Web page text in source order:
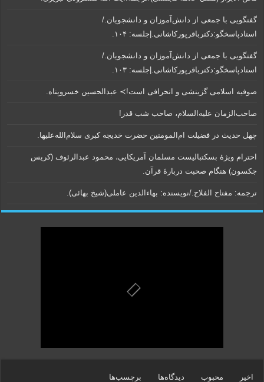
گفتگویی‌ با جمعی‌ از دانش‌آموزان‌ و دانشجویان./
استادپاسخگو:دکترباقر‌پورکاشانی.|جلسه: ۱۰۴.
گفتگویی‌ با جمعی‌ از دانش‌آموزان‌ و دانشجویان./
استادپاسخگو:دکترباقر‌پورکاشانی.|جلسه: ۱۰۳.
صوفیه اسلامی گزینشی و انحرافی است!≻ عبدالحسین خسروپناه.
صاحب‌الزمان علیه‌السلام، صاحب شب قدر!
چهل حدیث در فضیلت ام‌المومنین حضرت خدیجه کبری سلام‌الله‌علیها.
احترام ویژۀ بسکتبالیست مسلمان آمریکایی، محمود عبدالرئوف (کریس
جکسون) هنگام صحبت دربارۀ قرآن.
ترجمه: مفتاح الفلاح./نویسنده:‌ بهاء‌الدین عاملی‌(شیخ بهائی).
اخیر محبوب دیدگاه‌ها برچسب‌ها